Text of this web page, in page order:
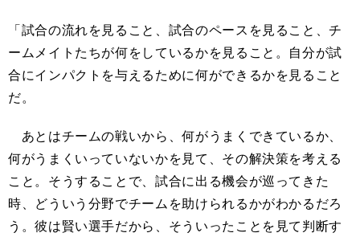
「試合の流れを見ること、試合のペースを見ること、チ
ームメイトたちが何をしているかを見ること。自分が試
合にインパクトを与えるために何ができるかを見ること
だ。
あとはチームの戦いから、何がうまくできているか、
何がうまくいっていないかを見て、その解決策を考える
こと。そうすることで、試合に出る機会が巡ってきた
時、どういう分野でチームを助けられるかがわかるだろ
う。彼は賢い選手だから、そういったことを見て判断す